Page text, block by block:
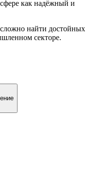
как надёжный и
найти достойных
секторе.